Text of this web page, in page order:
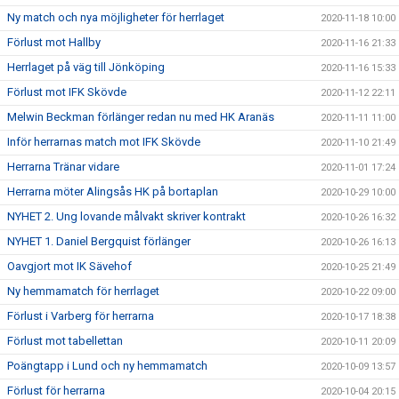
Ny match och nya möjligheter för herrlaget 2020-11-18 10:00
Förlust mot Hallby 2020-11-16 21:33
Herrlaget på väg till Jönköping 2020-11-16 15:33
Förlust mot IFK Skövde 2020-11-12 22:11
Melwin Beckman förlänger redan nu med HK Aranäs 2020-11-11 11:00
Inför herrarnas match mot IFK Skövde 2020-11-10 21:49
Herrarna Tränar vidare 2020-11-01 17:24
Herrarna möter Alingsås HK på bortaplan 2020-10-29 10:00
NYHET 2. Ung lovande målvakt skriver kontrakt 2020-10-26 16:32
NYHET 1. Daniel Bergquist förlänger 2020-10-26 16:13
Oavgjort mot IK Sävehof 2020-10-25 21:49
Ny hemmamatch för herrlaget 2020-10-22 09:00
Förlust i Varberg för herrarna 2020-10-17 18:38
Förlust mot tabellettan 2020-10-11 20:09
Poängtapp i Lund och ny hemmamatch 2020-10-09 13:57
Förlust för herrarna 2020-10-04 20:15